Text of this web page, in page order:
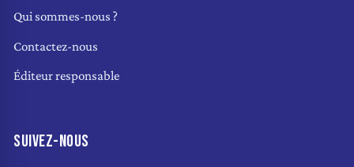
Qui sommes-nous ?
Contactez-nous
Éditeur responsable
SUIVEZ-NOUS